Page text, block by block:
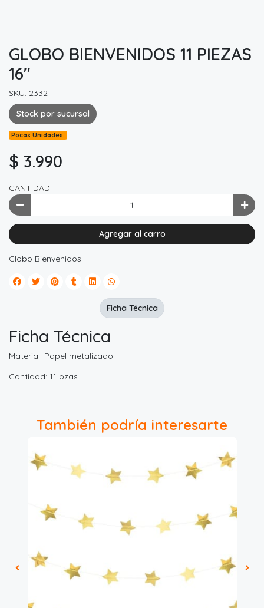
GLOBO BIENVENIDOS 11 PIEZAS
16"
SKU: 2332
Stock por sucursal
Pocas Unidades.
$ 3.990
CANTIDAD
Agregar al carro
Globo Bienvenidos
Ficha Técnica
Material: Papel metalizado.
Cantidad: 11 pzas.
Ficha Técnica
También podría interesarte